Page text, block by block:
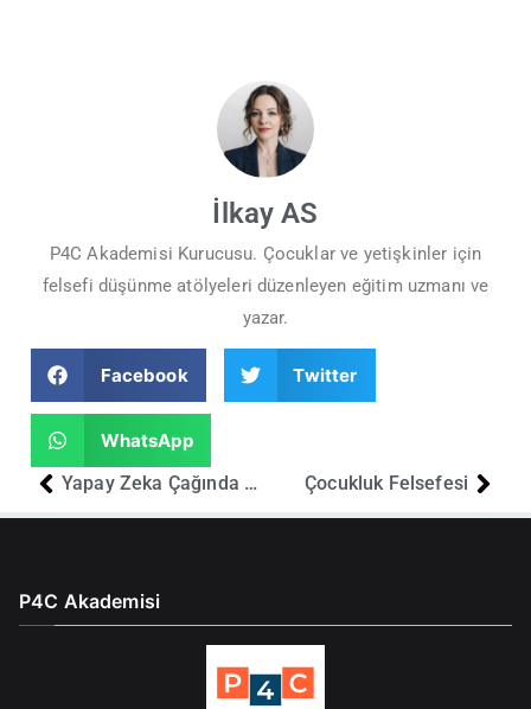
İlkay AS
P4C Akademisi Kurucusu. Çocuklar ve yetişkinler için
felsefi düşünme atölyeleri düzenleyen eğitim uzmanı ve
yazar.
Facebook Twitter
WhatsApp
Yapay Zeka Çağında Akıllı Olmak
Çocukluk Felsefesi
P4C Akademisi